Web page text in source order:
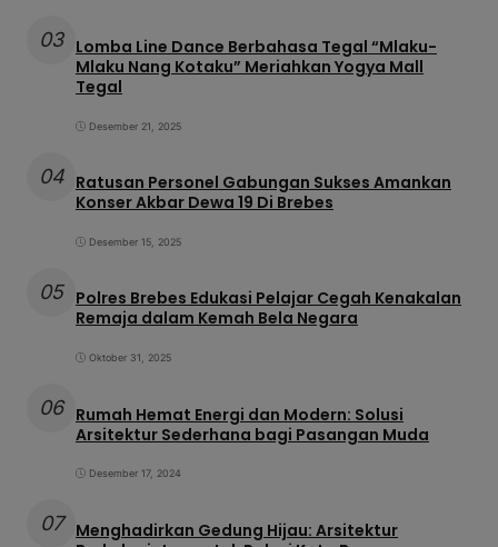
03 Lomba Line Dance Berbahasa Tegal “Mlaku-
Mlaku Nang Kotaku” Meriahkan Yogya Mall
Tegal
Desember 21, 2025
04 Ratusan Personel Gabungan Sukses Amankan
Konser Akbar Dewa 19 Di Brebes
Desember 15, 2025
05 Polres Brebes Edukasi Pelajar Cegah Kenakalan
Remaja dalam Kemah Bela Negara
Oktober 31, 2025
06 Rumah Hemat Energi dan Modern: Solusi
Arsitektur Sederhana bagi Pasangan Muda
Desember 17, 2024
07
Menghadirkan Gedung Hijau: Arsitektur